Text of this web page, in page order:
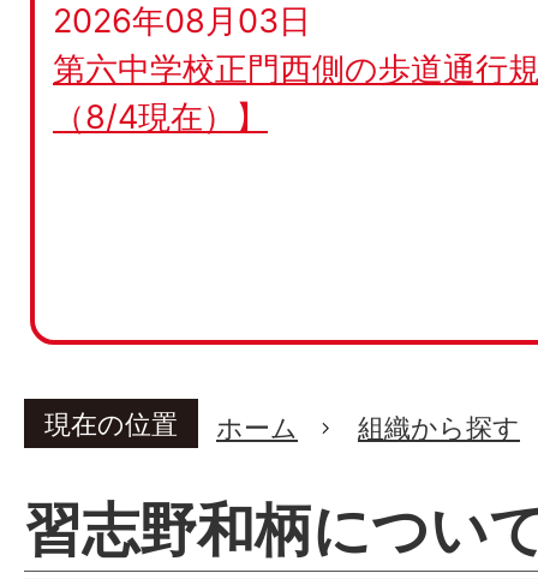
2026年08月03日
第六中学校正門西側の歩道通行
（8/4現在）】
現在の位置 ホーム 組織から探す
習志野和柄につい